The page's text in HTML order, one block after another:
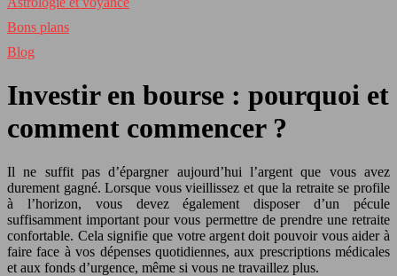
Bons plans
Blog
Investir en bourse : pourquoi et
comment commencer ?
Il ne suffit pas d’épargner aujourd’hui l’argent que vous avez
durement gagné. Lorsque vous vieillissez et que la retraite se profile
à l’horizon, vous devez également disposer d’un pécule
suffisamment important pour vous permettre de prendre une retraite
confortable. Cela signifie que votre argent doit pouvoir vous aider à
faire face à vos dépenses quotidiennes, aux prescriptions médicales
et aux fonds d’urgence, même si vous ne travaillez plus.